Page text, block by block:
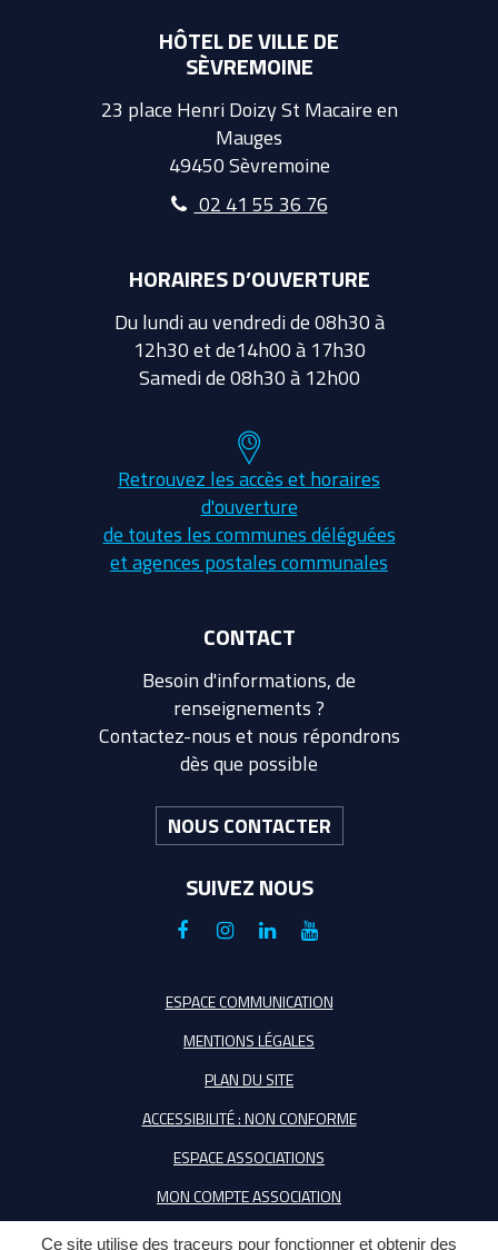
Ce site utilise des traceurs pour fonctionner et obtenir des
HÔTEL DE VILLE DE
SÈVREMOINE
23 place Henri Doizy St Macaire en
Mauges
49450 Sèvremoine
02 41 55 36 76
HORAIRES D’OUVERTURE
Du lundi au vendredi de 08h30 à
12h30 et de14h00 à 17h30
Samedi de 08h30 à 12h00
Retrouvez les accès et horaires
d'ouverture
de toutes les communes déléguées
et agences postales communales
CONTACT
Besoin d'informations, de
renseignements ?
Contactez-nous et nous répondrons
dès que possible
NOUS CONTACTER
SUIVEZ NOUS
Lien
le
Facebook
Lien
le
compte
Instagram
Lien
le
compte
Linkedin
Lien
la
Youtube
ESPACE COMMUNICATION
MENTIONS LÉGALES
PLAN DU SITE
ACCESSIBILITÉ : NON CONFORME
ESPACE ASSOCIATIONS
MON COMPTE ASSOCIATION